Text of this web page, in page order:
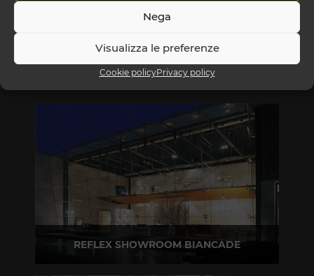
Nega
Visualizza le preferenze
Cookie policyPrivacy policy
REFLEX SHOWROOM BIANCADE